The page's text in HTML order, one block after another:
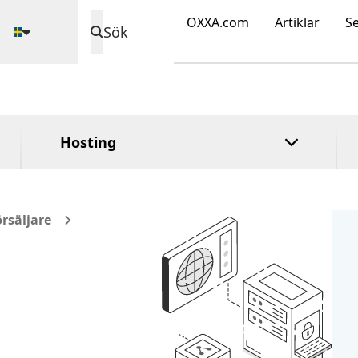
OXXA.com Artiklar
Sök
Hosting
register
cPanel
Plesk
Utökad validering
organisation